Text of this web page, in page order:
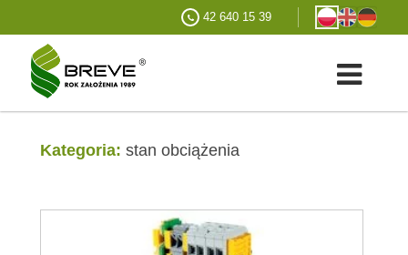
42 640 15 39
Kategoria: stan obciążenia